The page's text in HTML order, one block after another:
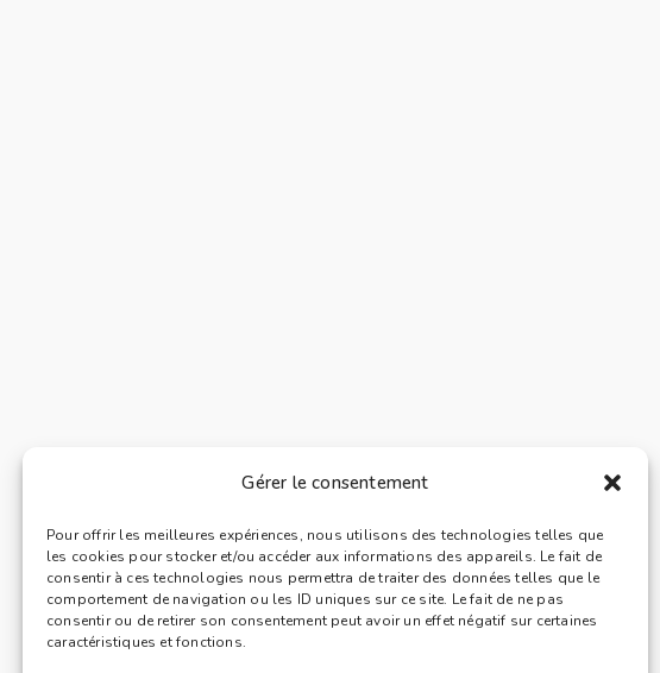
Gérer le consentement
Pour offrir les meilleures expériences, nous utilisons des technologies telles que
les cookies pour stocker et/ou accéder aux informations des appareils. Le fait de
consentir à ces technologies nous permettra de traiter des données telles que le
comportement de navigation ou les ID uniques sur ce site. Le fait de ne pas
consentir ou de retirer son consentement peut avoir un effet négatif sur certaines
caractéristiques et fonctions.